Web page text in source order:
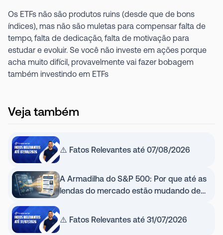
Os ETFs não são produtos ruins (desde que de bons
índices), mas não são muletas para compensar falta de
tempo, falta de dedicação, falta de motivação para
estudar e evoluir. Se você não investe em ações porque
acha muito difícil, provavelmente vai fazer bobagem
também investindo em ETFs
Veja também
⚠️ Fatos Relevantes até 07/08/2026
A Armadilha do S&P 500: Por que até as
lendas do mercado estão mudando de
⚠️ Fatos Relevantes até 31/07/2026